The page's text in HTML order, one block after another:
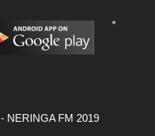
*
- NERINGA FM 2019